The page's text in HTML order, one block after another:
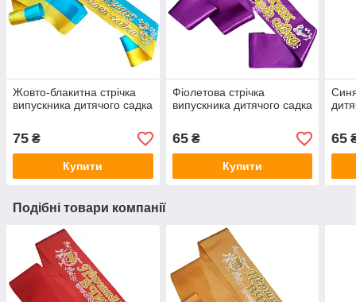
Жовто-блакитна стрічка
випускника дитячого садка
75 ₴
Купити
Фіолетова стрічка
випускника дитячого садка
65₴
Купити
65
Подібні товари компанії